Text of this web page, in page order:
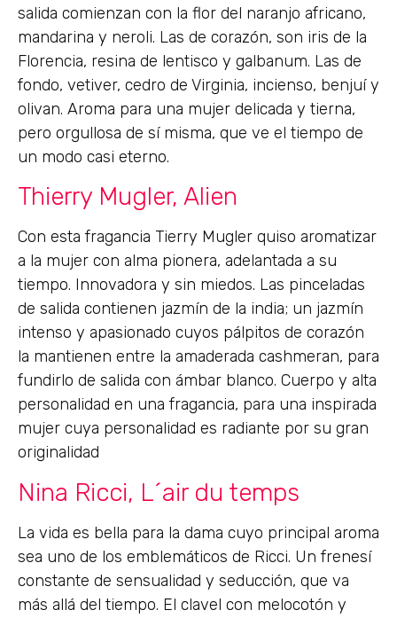
salida comienzan con la flor del naranjo africano,
mandarina y neroli. Las de corazón, son iris de la
Florencia, resina de lentisco y galbanum. Las de
fondo, vetiver, cedro de Virginia, incienso, benjuí y
olivan. Aroma para una mujer delicada y tierna,
pero orgullosa de sí misma, que ve el tiempo de
un modo casi eterno.
Thierry Mugler, Alien
Con esta fragancia Tierry Mugler quiso aromatizar
a la mujer con alma pionera, adelantada a su
tiempo. Innovadora y sin miedos. Las pinceladas
de salida contienen jazmín de la india; un jazmín
intenso y apasionado cuyos pálpitos de corazón
la mantienen entre la amaderada cashmeran, para
fundirlo de salida con ámbar blanco. Cuerpo y alta
personalidad en una fragancia, para una inspirada
mujer cuya personalidad es radiante por su gran
originalidad
Nina Ricci, L´air du temps
La vida es bella para la dama cuyo principal aroma
sea uno de los emblemáticos de Ricci. Un frenesí
constante de sensualidad y seducción, que va
más allá del tiempo. El clavel con melocotón y